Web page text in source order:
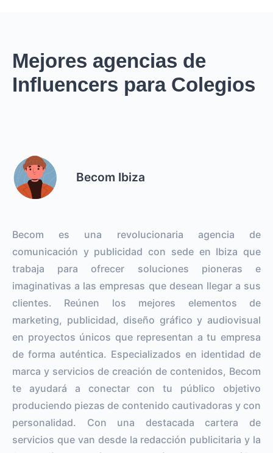
Mejores agencias de
Influencers para Colegios
Becom Ibiza
Becom es una revolucionaria agencia de
comunicación y publicidad con sede en Ibiza que
trabaja para ofrecer soluciones pioneras e
imaginativas a las empresas que desean llegar a sus
clientes. Reúnen los mejores elementos de
marketing, publicidad, diseño gráfico y audiovisual
en proyectos únicos que representan a tu empresa
de forma auténtica. Especializados en identidad de
marca y servicios de creación de contenidos, Becom
te ayudará a conectar con tu público objetivo
produciendo piezas de contenido cautivadoras y con
personalidad. Con una destacada cartera de
servicios que van desde la redacción publicitaria y la